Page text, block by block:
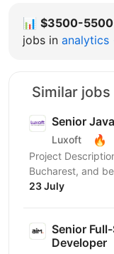
📊 $3500-5500
jobs in
Similar jobs
Senior
Luxoft 🔥
Project
Bucharest, and
progressive and
23 July
Senior
Developer